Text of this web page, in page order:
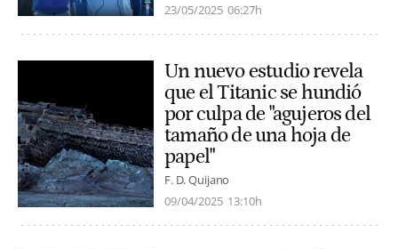
23/05/2025 06:27h
Un nuevo estudio revela
que el Titanic se hundió
por culpa de "agujeros del
tamaño de una hoja de
papel"
F. D. Quijano
09/04/2025 13:10h